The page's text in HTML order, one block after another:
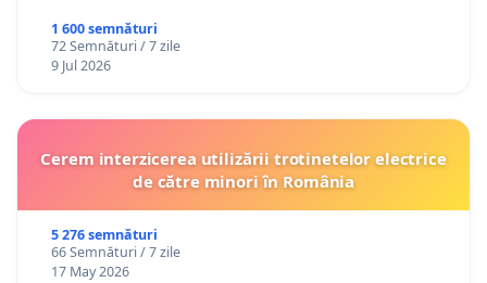
1 600 semnături
72 Semnături / 7 zile
9 Jul 2026
Cerem interzicerea utilizării trotinetelor electrice
de către minori în România
5 276 semnături
66 Semnături / 7 zile
17 May 2026